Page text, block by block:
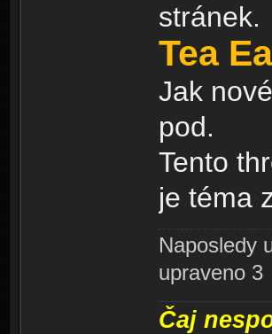
stránek.
Tea
Jak
pod.
Tento
je téma
Naposledy
upraveno 3
Čaj